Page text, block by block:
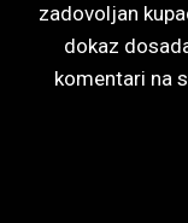
zadovoljan
dokaz
komentari na